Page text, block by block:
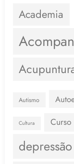
Academia
Autismo
Cultura Curso
depressão